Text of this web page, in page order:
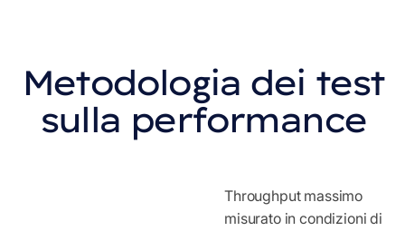
Metodologia dei test
sulla performance
Throughput massimo
misurato in condizioni di